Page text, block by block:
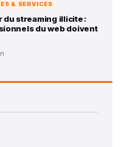
& SERVICES
du streaming illicite :
du web doivent